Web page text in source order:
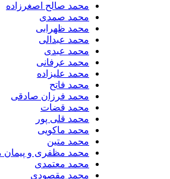
محمد صالح اصغرزاده
محمد صمدی
محمد ظهرابی
محمد عبدالی
محمد عبدی
محمد عرفانی
محمد علیزاده
محمد فاتح
محمد فرزان صادقی
محمد قضات
محمد قلی پور
محمد ماکویی
محمد متین
محمد مظفری و پیمان مرادی
محمد معتمدی
محمد مقصودی